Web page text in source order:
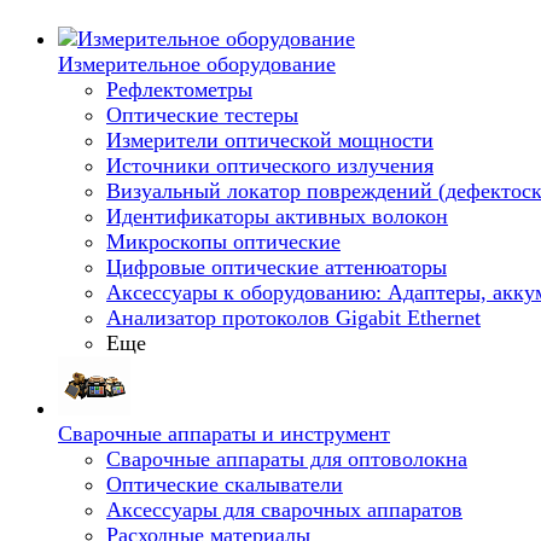
Измерительное оборудование
Рефлектометры
Оптические тестеры
Измерители оптической мощности
Источники оптического излучения
Визуальный локатор повреждений
Идентификаторы активных волокон
Микроскопы оптические
Цифровые оптические аттенюаторы
Аксессуары к оборудованию: Адаптеры,
Анализатор протоколов Gigabit Ethernet
Еще
Сварочные аппараты и инструмент
Сварочные аппараты для оптоволокна
Оптические скалыватели
Аксессуары для сварочных аппаратов
Расходные материалы